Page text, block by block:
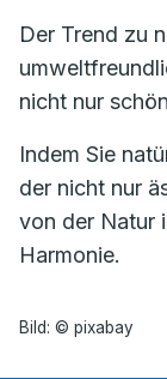
Der Trend zu
nicht nur
Indem Sie
der nicht nur
von der Natur
Harmonie.
Bild: © pixabay